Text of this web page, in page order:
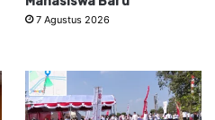
7 Agustus 2026